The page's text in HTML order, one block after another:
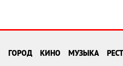
ГОРОД КИНО МУЗЫКА